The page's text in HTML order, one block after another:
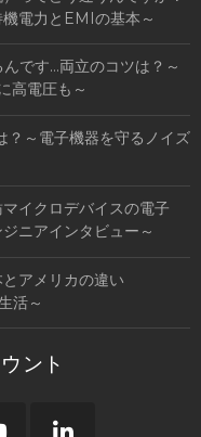
電力とEMIの基本～
です…両立のコツは？～
高電圧も～
～電子機器を守るノイズ
イクロデバイスの電子
ニアインタビュー～
アメリカの違い
活～
ント